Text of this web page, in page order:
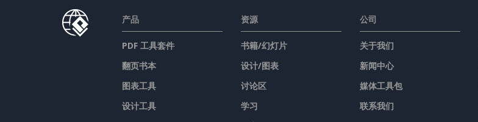
产品
PDF 工具套件
翻页书本
图表工具
设计工具
资源
书籍/幻灯片
设计/图表
讨论区
学习
公司
关于我们
新闻中心
媒体工具包
联系我们